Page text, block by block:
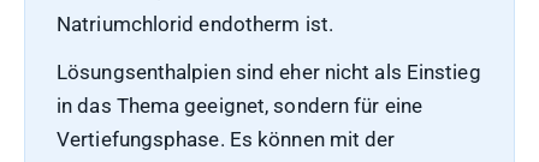
Natriumchlorid endotherm ist.
Lösungsenthalpien sind eher nicht als Einstieg
in das Thema geeignet, sondern für eine
Vertiefungsphase. Es können mit der